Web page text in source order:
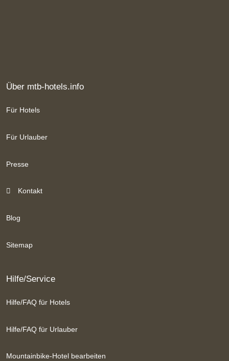
Über mtb-hotels.info
Für Hotels
Für Urlauber
Presse
Kontakt
Blog
Sitemap
Hilfe/Service
Hilfe/FAQ für Hotels
Hilfe/FAQ für Urlauber
Mountainbike-Hotel bearbeiten